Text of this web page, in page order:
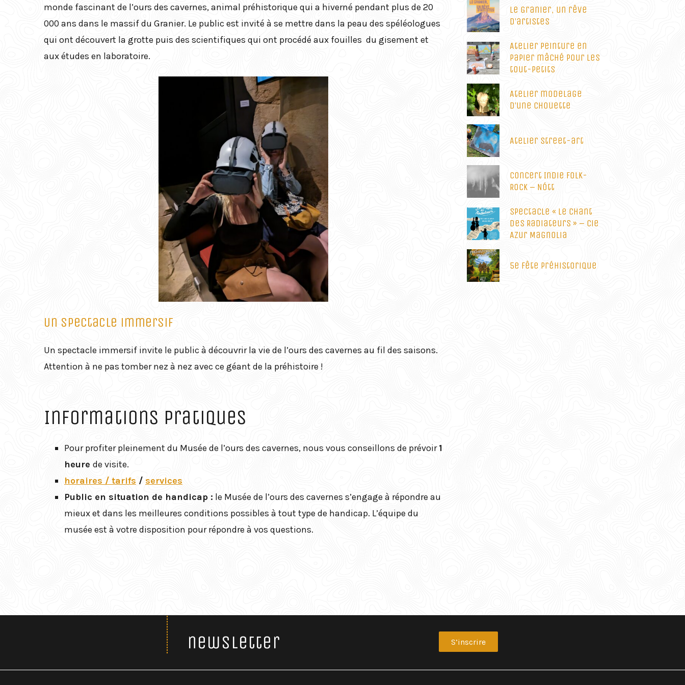
Fouilles et études
scientifiques
L’ours des
Atelier street-art
monde fascinant de l’ours des cavernes, animal préhistorique qui a hiverné pendant plus de 20
000 ans dans le massif du Granier. Le public est invité à se mettre dans la peau des spéléologues
qui ont découvert la grotte puis des scientifiques qui ont procédé aux fouilles du gisement et
aux études en laboratoire.
Un spectacle immersif
Un spectacle immersif invite le public à découvrir la vie de l’ours des cavernes au fil des saisons.
Attention à ne pas tomber nez à nez avec ce géant de la préhistoire !
Informations pratiques
Pour profiter pleinement du Musée de l’ours des cavernes, nous vous conseillons de prévoir1
heure de visite.
horaires / tarifs / services
Public en situation de handicap : le Musée de l’ours des cavernes s’engage à répondre au
mieux et dans les meilleures conditions possibles à tout type de handicap. L’équipe du
musée est à votre disposition pour répondre à vos questions.
Le Granier, un rêve
d’artistes
Atelier peinture en
papier mâché pour les
tout-petits
Atelier modelage
d’une chouette
Atelier street-art
Concert Indie Folk-
Rock – Nótt
Spectacle « Le Chant
des Radiateurs » – Cie
Azur Magnolia
5e Fête Préhistorique
newsletter S’inscrire